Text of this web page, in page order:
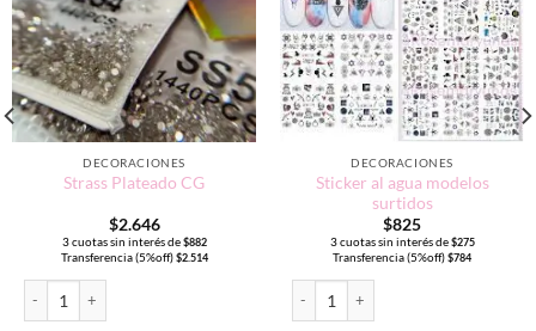
DECORACIONES
Strass Plateado CG
$2.646
3 cuotas sin interés de $882
Transferencia (5%off) $2.514
DECORACIONES
Sticker al agua modelos
surtidos
$825
3 cuotas sin interés de $275
Transferencia (5%off) $784